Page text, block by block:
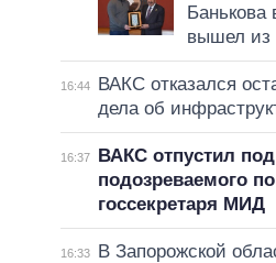
Банькова
вышел
16:44
ВАКС отказался
дела об
16:37
ВАКС отпустил под
подозреваемого
госсекретаря МИД
16:33
В Запорожской